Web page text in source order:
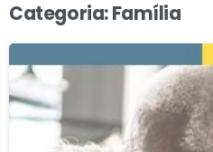
Categoria:Família